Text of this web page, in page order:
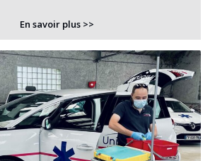
En savoir plus >>